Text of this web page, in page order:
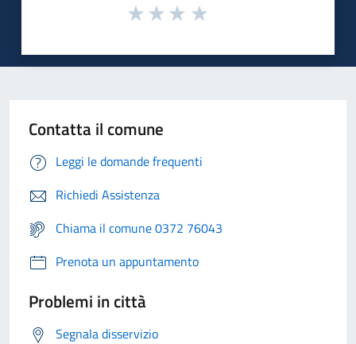
Contatta il comune
Leggi le domande frequenti
Richiedi Assistenza
Chiama il comune 0372 76043
Prenota un appuntamento
Problemi in città
Segnala disservizio